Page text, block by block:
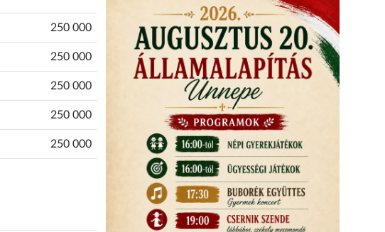
250 000
250 000
250 000
250 000
250 000